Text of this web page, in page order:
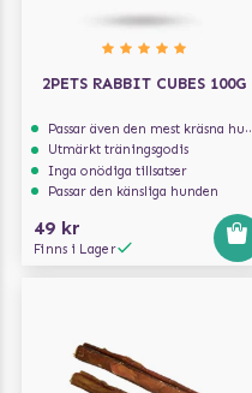
2PETS RABBIT CUBES 100G
Passar även den mest kräsna hunden
Utmärkt träningsgodis
Inga onödiga tillsatser
Passar den känsliga hunden
49 kr
Finns i Lager